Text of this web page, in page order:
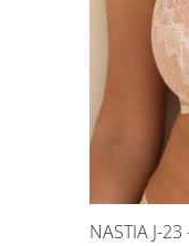
NASTIA J-